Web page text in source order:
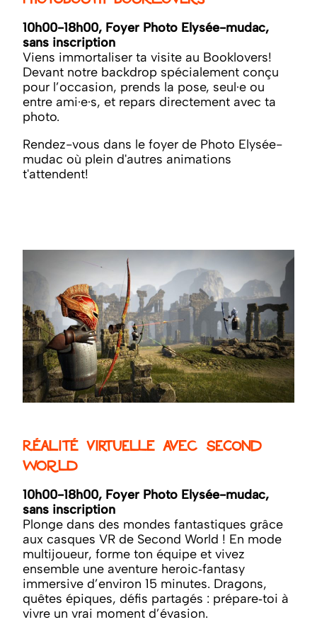
10h00-18h00, Foyer Photo Elysée-mudac,
sans inscription
Viens immortaliser ta visite au Booklovers!
Devant notre backdrop spécialement conçu
pour l’occasion, prends la pose, seul·e ou
entre ami·e·s, et repars directement avec ta
photo.
Rendez-vous dans le foyer de Photo Elysée-
mudac où plein d'autres animations
t'attendent!
Réalité virtuelle avec Second
World
10h00-18h00, Foyer Photo Elysée-mudac,
sans inscription
Plonge dans des mondes fantastiques grâce
aux casques VR de Second World ! En mode
multijoueur, forme ton équipe et vivez
ensemble une aventure heroic‑fantasy
immersive d’environ 15 minutes. Dragons,
quêtes épiques, défis partagés : prépare‑toi à
vivre un vrai moment d’évasion.